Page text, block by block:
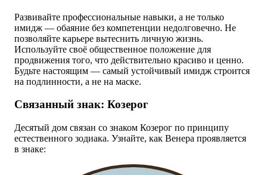
Развивайте профессиональные навыки, а не только
имидж — обаяние без компетенции недолговечно. Не
позволяйте карьере вытеснить личную жизнь.
Используйте своё общественное положение для
продвижения того, что действительно красиво и ценно.
Будьте настоящим — самый устойчивый имидж строится
на подлинности, а не на маске.
Связанный знак: Козерог
Десятый дом связан со знаком Козерог по принципу
естественного зодиака. Узнайте, как Венера проявляется
в знаке: